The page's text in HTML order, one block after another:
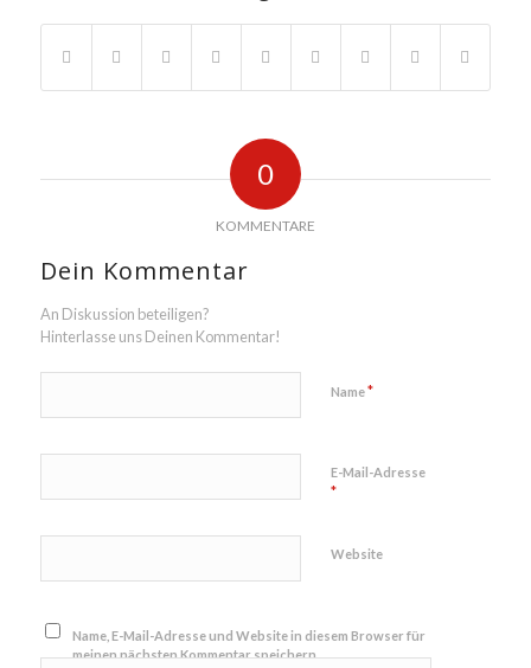
0
KOMMENTARE
Dein Kommentar
An Diskussion beteiligen?
Hinterlasse uns Deinen Kommentar!
Name*
E-Mail-Adresse
*
Website
Name, E-Mail-Adresse und Website in diesem Browser für
meinen nächsten Kommentar speichern.